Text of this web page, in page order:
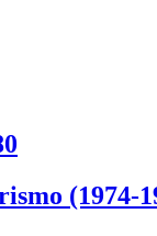
(1974-